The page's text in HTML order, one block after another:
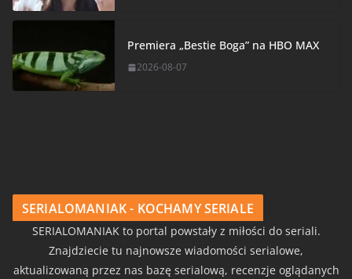
Premiera „Bestie Boga” na HBO MAX
2026-08-07
SERIALOMANIAK - KOCHAMY SERIALE
SERIALOMANIAK to portal powstały z miłości do seriali.
Znajdziecie tu najnowsze wiadomości serialowe,
aktualizowaną przez nas bazę serialową, recenzje oglądanych